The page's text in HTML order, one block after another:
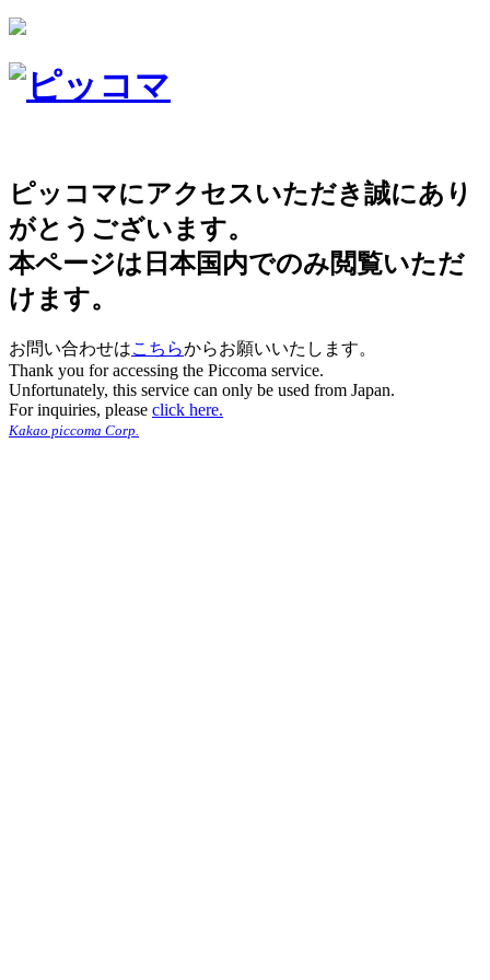
ピッコマにアクセスいただき誠にあり
がとうございます。
本ページは日本国内でのみ閲覧いただ
けます。
お問い合わせはこちらからお願いいたします。
Thank you for accessing the Piccoma service.
Unfortunately, this service can only be used from Japan.
For inquiries, please click here.
Kakao piccoma Corp.